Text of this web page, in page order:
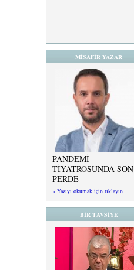
MİSAFİR YAZAR
PANDEMİ
TİYATROSUNDA SON
PERDE
» Yazıyı okumak için tıklayın
BİR TAVSİYE